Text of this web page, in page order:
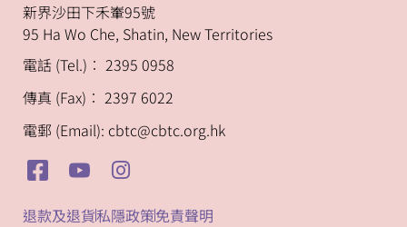
新界沙田下禾輋95號
95 Ha Wo Che, Shatin, New Territories
電話 (Tel.)︰ 2395 0958
傳真 (Fax)︰ 2397 6022
電郵 (Email): cbtc@cbtc.org.hk
退款及退貨私隱政策免責聲明